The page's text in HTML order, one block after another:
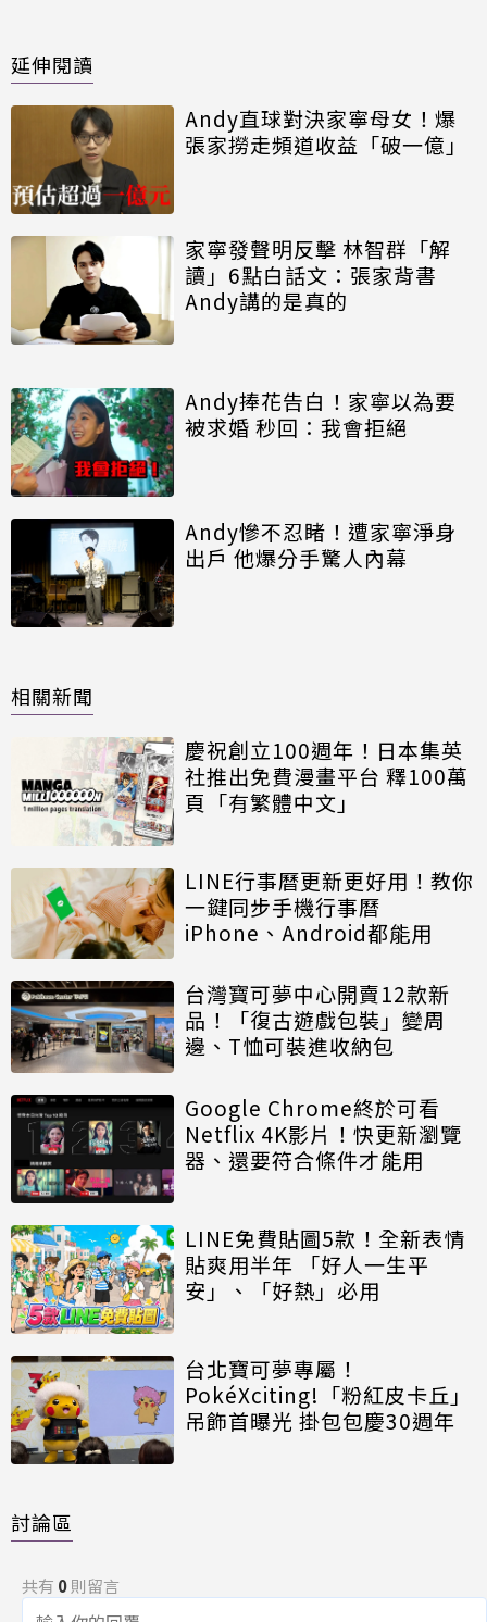
延伸閱讀
Andy直球對決家寧母女！爆
張家撈走頻道收益「破一億」
家寧發聲明反擊 林智群「解
讀」6點白話文：張家背書
Andy講的是真的
Andy捧花告白！家寧以為要
被求婚 秒回：我會拒絕
Andy慘不忍睹！遭家寧淨身
出戶 他爆分手驚人內幕
相關新聞
慶祝創立100週年！日本集英
社推出免費漫畫平台 釋100萬
頁「有繁體中文」
LINE行事曆更新更好用！教你
一鍵同步手機行事曆
iPhone、Android都能用
台灣寶可夢中心開賣12款新
品！「復古遊戲包裝」變周
邊、T恤可裝進收納包
Google Chrome終於可看
Netflix 4K影片！快更新瀏覽
器、還要符合條件才能用
LINE免費貼圖5款！全新表情
貼爽用半年 「好人一生平
安」、「好熱」必用
台北寶可夢專屬！
PokéXciting!「粉紅皮卡丘」
吊飾首曝光 掛包包慶30週年
討論區
共有 0則留言